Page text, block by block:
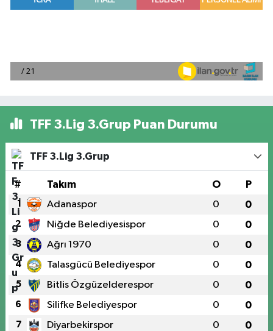
TFF 3.Lig 3.Grup Puan Durumu
TFF 3.Lig 3.Grup
# Takım O P
1 Adanaspor 0 0
2 Niğde Belediyesispor 0 0
3 Ağrı 1970 0 0
4 Talasgücü Belediyespor 0 0
5 Bitlis Özgüzelderespor 0 0
6 Silifke Belediyespor 0 0
7 Diyarbekirspor 0 0